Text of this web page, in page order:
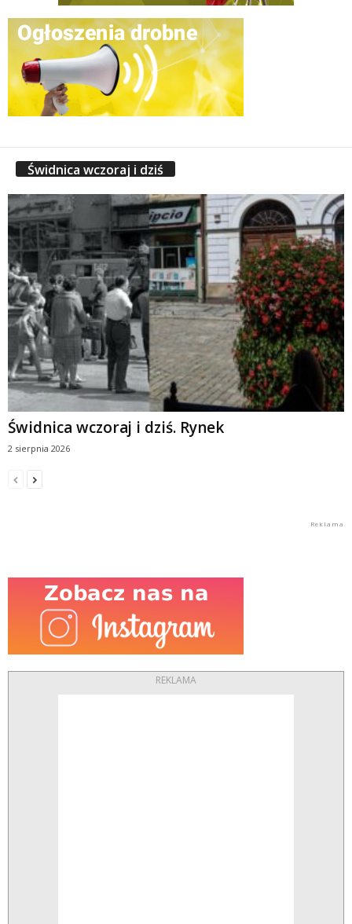
Świdnica wczoraj i dziś
Świdnica wczoraj i dziś. Rynek
2 sierpnia 2026
REKLAMA